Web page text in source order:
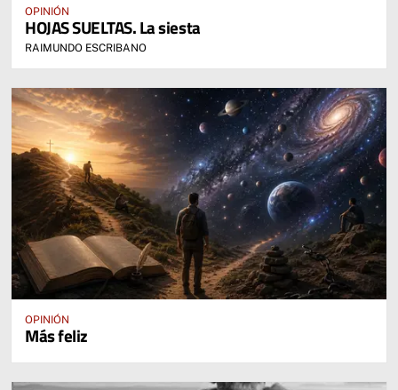
OPINIÓN
HOJAS SUELTAS. La siesta
RAIMUNDO ESCRIBANO
OPINIÓN
Más feliz